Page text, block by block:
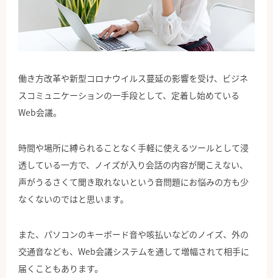
公式Facebook
働き方改革や新型コロナウイルス蔓延の影響を受け、ビジネ
スコミュニケーションの一手段として、定着し始めている
Web会議。
時間や場所に縛られることなく手軽に使えるツールとして浸
透している一方で、ノイズが入り会話の内容が聞こえない、
声がうるさくて聞き取れないという音問題にお悩みの方も少
なくないのではと思います。
また、パソコンのキーボード音や咳払いなどのノイズ、外の
交通音なども、Web会議システムを通して増幅されて相手に
届くこともあります。